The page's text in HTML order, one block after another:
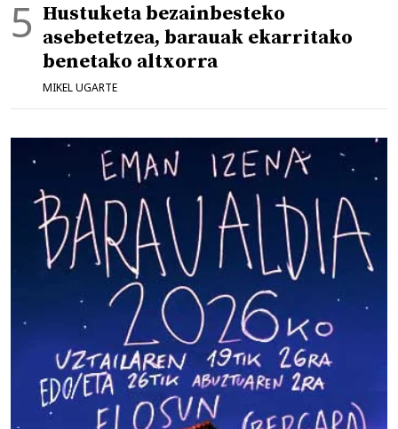
Hustuketa bezainbesteko
asebetetzea, barauak ekarritako
benetako altxorra
MIKEL UGARTE